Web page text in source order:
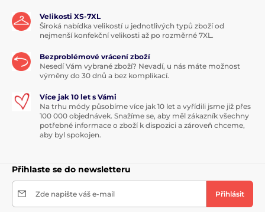
Velikosti XS-7XL
Široká nabídka velikostí u jednotlivých typů zboží od
nejmenší konfekční velikosti až po rozměrné 7XL.
Bezproblémové vrácení zboží
Nesedí Vám vybrané zboží? Nevadí, u nás máte možnost
výměny do 30 dnů a bez komplikací.
Více jak 10 let s Vámi
Na trhu módy působíme více jak 10 let a vyřídili jsme již přes
100 000 objednávek. Snažíme se, aby měl zákazník všechny
potřebné informace o zboží k dispozici a zároveň chceme,
aby byl spokojen.
Přihlaste se do newsletteru
Zde napište váš e-mail Přihlásit